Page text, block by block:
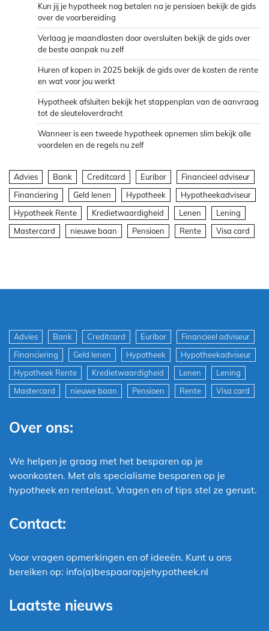
Kun jij je hypotheek nog betalen na je pensioen bekijk de gids
over de voorbereiding
Verlaag je maandlasten door oversluiten bekijk de gids over
de beste aanpak nu zelf
Huren of kopen in 2025 bekijk de gids over de kosten de rente
en wat voor jou werkt
Hypotheek afsluiten bekijk het stappenplan van de aanvraag
tot de sleuteloverdracht
Wanneer is een tweede hypotheek opnemen slim bekijk alle
voordelen en de regels nu zelf
Advies Bank Creditcard Euribor
Financieel adviseur
Financiering
Geld lenen Hypotheek
Hypotheekadviseur
Hypotheek Rente
Kredietwaardigheid Lenen
Lening
Mastercard
nieuwe baan Pensioen Rente Visa card
Advies Bank Creditcard Euribor
Financieel adviseur
Financiering
Geld lenen Hypotheek
Hypotheekadviseur
Hypotheek Rente
Kredietwaardigheid Lenen
Lening
Mastercard
nieuwe baan Pensioen Rente Visa card
Over ons:
We helpen je graag met het besparen op je
woonkosten. Met als specialisme besparen op je
hypotheek en rentelast. Vragen en of tips stel ze gerust.
Contact:
Voor vragen opmerkingen en of ideeën. Kunt u ons
bereiken op: info(a)bespaaropjehypotheek.nl
Laatste nieuws